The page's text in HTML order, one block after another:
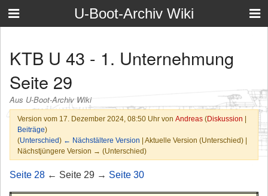
U-Boot-Archiv Wiki
KTB U 43 - 1. Unternehmung
Seite 29
Aus U-Boot-Archiv Wiki
Version vom 17. Dezember 2024, 08:50 Uhr von Andreas (Diskussion |
Beiträge)
(Unterschied) ← Nächstältere Version | Aktuelle Version (Unterschied) |
Nächstjüngere Version → (Unterschied)
Seite 28 ← Seite 29 → Seite 30